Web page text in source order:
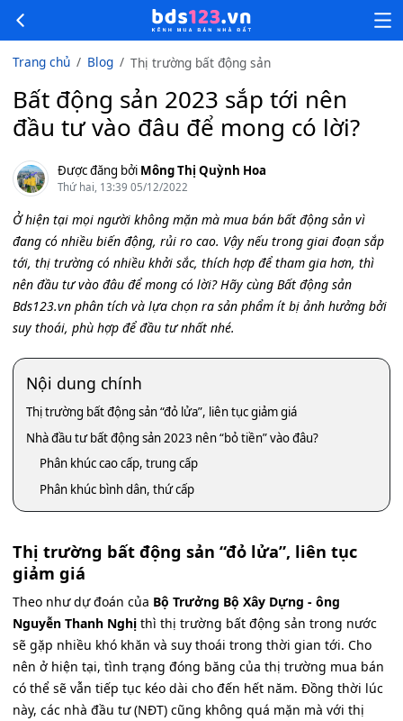
Trang chủ Blog Thị trường bất động sản
Bất động sản 2023 sắp tới nên
đầu tư vào đâu để mong có lời?
Được đăng bởi Mông Thị Quỳnh Hoa
Thứ hai, 13:39 05/12/2022
Ở hiện tại mọi người không mặn mà mua bán bất động sản vì
đang có nhiều biến động, rủi ro cao. Vậy nếu trong giai đoạn sắp
tới, thị trường có nhiều khởi sắc, thích hợp để tham gia hơn, thì
nên đầu tư vào đâu để mong có lời? Hãy cùng Bất động sản
Bds123.vn phân tích và lựa chọn ra sản phẩm ít bị ảnh hưởng bởi
suy thoái, phù hợp để đầu tư nhất nhé.
Nội dung chính
Thị trường bất động sản “đỏ lửa”, liên tục giảm giá
Nhà đầu tư bất động sản 2023 nên “bỏ tiền” vào đâu?
Phân khúc cao cấp, trung cấp
Phân khúc bình dân, thứ cấp
Thị trường bất động sản “đỏ lửa”, liên tục
giảm giá
Theo như dự đoán của Bộ Trưởng Bộ Xây Dựng - ông
Nguyễn Thanh Nghị thì thị trường bất động sản trong nước
sẽ gặp nhiều khó khăn và suy thoái trong thời gian tới. Cho
nên ở hiện tại, tình trạng đóng băng của thị trường mua bán
có thể sẽ vẫn tiếp tục kéo dài cho đến hết năm. Đồng thời lúc
này, các nhà đầu tư (NĐT) cũng không quá mặn mà với thị